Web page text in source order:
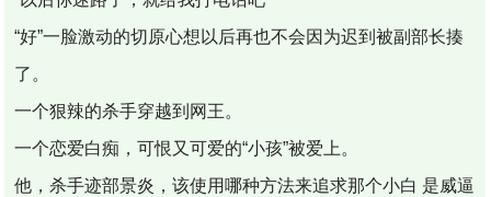
“好”一脸激动的切原心想以后再也不会因为迟到被副部长揍
了。
一个狠辣的杀手穿越到网王。
一个恋爱白痴，可恨又可爱的“小孩”被爱上。
他，杀手迹部景炎，该使用哪种方法来追求那个小白 是威逼